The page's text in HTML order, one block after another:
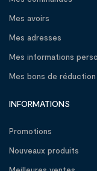
Mes avoirs
Mes adresses
Mes informations
Mes bons de réduction
INFORMATIONS
Promotions
Nouveaux produits